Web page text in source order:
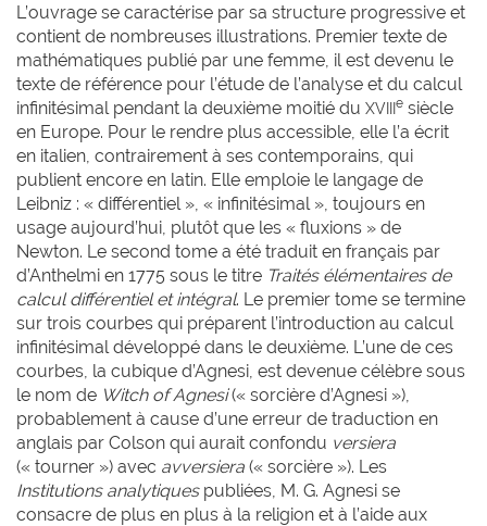
L’ouvrage se caractérise par sa structure progressive et
contient de nombreuses illustrations. Premier texte de
mathématiques publié par une femme, il est devenu le
texte de référence pour l’étude de l’analyse et du calcul
infinitésimal pendant la deuxième moitié du XVIII e siècle
en Europe. Pour le rendre plus accessible, elle l’a écrit
en italien, contrairement à ses contemporains, qui
publient encore en latin. Elle emploie le langage de
Leibniz : « différentiel », « infinitésimal », toujours en
usage aujourd’hui, plutôt que les « fluxions » de
Newton. Le second tome a été traduit en français par
d’Anthelmi en 1775 sous le titre Traités élémentaires de
calcul différentiel et intégral. Le premier tome se termine
sur trois courbes qui préparent l’introduction au calcul
infinitésimal développé dans le deuxième. L’une de ces
courbes, la cubique d’Agnesi, est devenue célèbre sous
le nom de Witch of Agnesi(« sorcière d’Agnesi »),
probablement à cause d’une erreur de traduction en
anglais par Colson qui aurait confondu versiera
(« tourner ») avec avversiera (« sorcière »). Les
Institutions analytiques publiées, M. G. Agnesi se
consacre de plus en plus à la religion et à l’aide aux